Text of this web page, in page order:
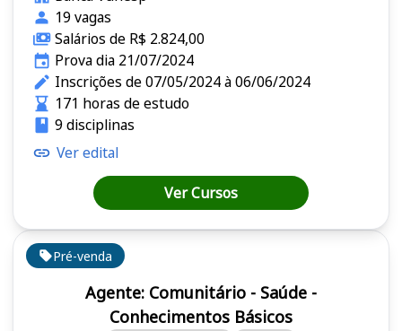
Pré-venda
Agente: Comunitário - Saúde -
Conhecimentos Básicos
19 vagas
Salários de R$ 2.824,00
Prova dia 21/07/2024
Inscrições de 07/05/2024 à 06/06/2024
171 horas de estudo
9 disciplinas
Ver edital
Ver Cursos